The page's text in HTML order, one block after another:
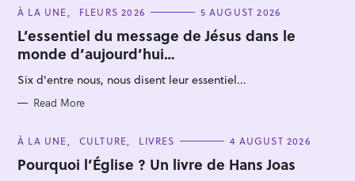
C
T
E
G
O
R
I
S
À LA UNE FLEURS 2026 5 AUGUST 2026
L’essentiel du message de Jésus dans le
monde d’aujourd’hui…
Six d'entre nous, nous disent leur essentiel...
Read More
C
T
E
À LA UNE CULTURE LIVRES 4 AUGUST 2026
Pourquoi l’Église ? Un livre de Hans Joas
o
r
: